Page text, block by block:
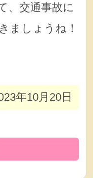
、交通事故に
ましょうね！
年10月20日